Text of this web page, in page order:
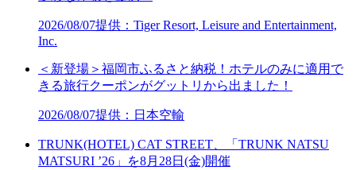
2026/08/07提供：Tiger Resort, Leisure and Entertainment,
Inc.
＜新登場＞福岡市ふるさと納税！ホテルのみに適用で
きる旅行クーポンがグットリから出ました！
2026/08/07提供：日本空輸
TRUNK(HOTEL) CAT STREET、「TRUNK NATSU
MATSURI ’26」を8月28日(金)開催